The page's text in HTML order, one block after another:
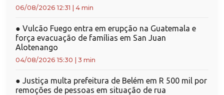
06/08/2026 12:31 4 min
● Vulcão Fuego entra em erupção na Guatemala e
força evacuação de famílias em San Juan
Alotenango
04/08/2026 15:30 3 min
● Justiça multa prefeitura de Belém em R 500 mil por
remoções de pessoas em situação de rua